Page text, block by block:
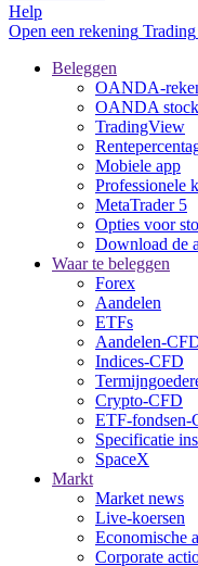
Help
Open een rekening Trading
Beleggen
OANDA-
OANDA
TradingView
Mobiele app
Professionele
MetaTrader 5
Opties voor
Download de
Waar te beleggen
Forex
Aandelen
ETFs
Aandelen-
Indices-CFD
Crypto-CFD
ETF-fondsen-
Specificatie
SpaceX
Markt
Market news
Live-koersen
Economische
Corporate